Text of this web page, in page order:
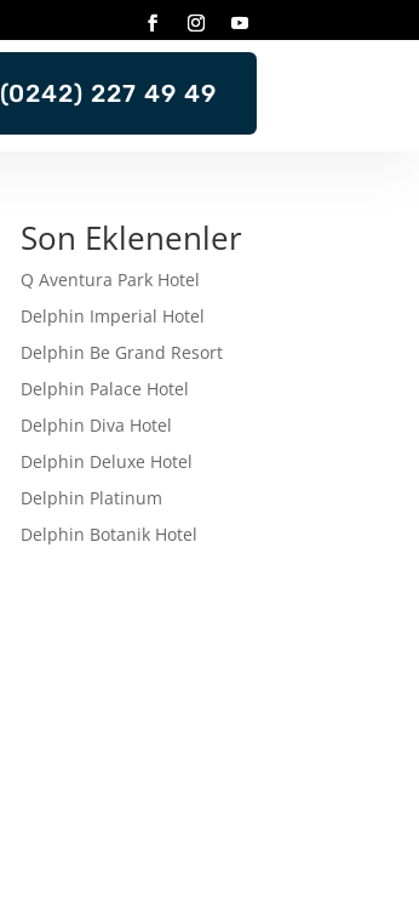
(0242) 227 49 49
Son Eklenenler
Q Aventura Park Hotel
Delphin Imperial Hotel
Delphin Be Grand Resort
Delphin Palace Hotel
Delphin Diva Hotel
Delphin Deluxe Hotel
Delphin Platinum
Delphin Botanik Hotel